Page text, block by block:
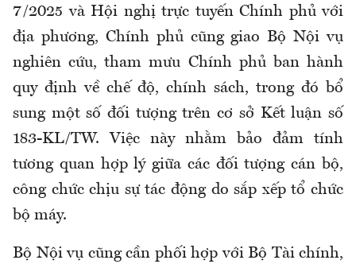
7/2025 và Hội nghị trực tuyến Chính phủ với
địa phương, Chính phủ cũng giao Bộ Nội vụ
nghiên cứu, tham mưu Chính phủ ban hành
quy định về chế độ, chính sách, trong đó bổ
sung một số đối tượng trên cơ sở Kết luận số
183-KL/TW. Việc này nhằm bảo đảm tính
tương quan hợp lý giữa các đối tượng cán bộ,
công chức chịu sự tác động do sắp xếp tổ chức
bộ máy.
Bộ Nội vụ cũng cần phối hợp với Bộ Tài chính,